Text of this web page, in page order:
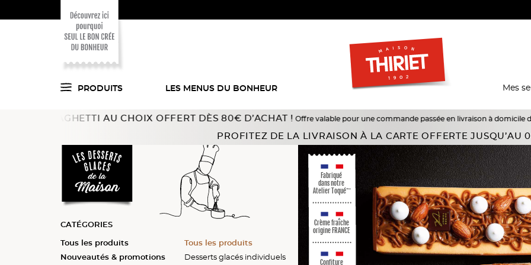
PRODUITS LES MENUS DU BONHEUR Mes
Voici ce que l'on
a trouvé pour vous
en cuisine !
AU CHOIX OFFERT DÈS 80€ D’ACHAT !Offre valable pour une commande passée en livraison à domicile du 18/07 au
PROFITEZ DE LA LIVRAISON À LA CARTE OFFERTE JUSQU’AU
CATÉGORIES
Tous les produits
Nouveautés & promotions
Tous les produits
Liégeois
Tous les produits
Passionata™
Tous les produits
Rochers glacés
Tous les produits
Desserts glacés individuels
Tous les produits
Desserts glacés individuels
Tous les produits
Desserts glacés individuels
Tous les produits
Confiture
Fabriqué
dans notre
Atelier Toqué™*
Crème fraîche
origine FRANCE